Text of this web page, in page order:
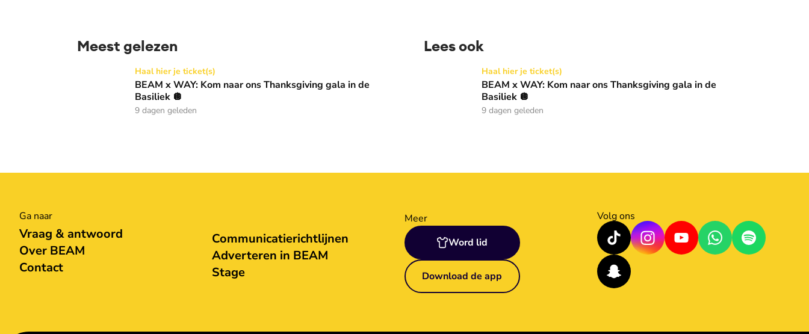
Meest gelezen
BEAM x WAY: Kom naar ons Thanksgiving gala in de Basiliek 🪩
Haal hier je ticket(s)
BEAM x WAY: Kom naar ons Thanksgiving gala in de
Basiliek 🪩
9 dagen geleden
Lees ook
BEAM x WAY: Kom naar ons Thanksgiving gala in de Basiliek 🪩
Haal hier je ticket(s)
BEAM x WAY: Kom naar ons Thanksgiving gala in de
Basiliek 🪩
9 dagen geleden
Ga naar
Vraag & antwoord
Over BEAM
Contact
Communicatierichtlijnen
Adverteren in BEAM
Stage
Meer
Word lid
Download de app
Volg ons